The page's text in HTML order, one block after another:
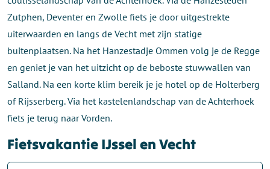
Zutphen, Deventer en Zwolle fiets je door uitgestrekte
uiterwaarden en langs de Vecht met zijn statige
buitenplaatsen. Na het Hanzestadje Ommen volg je de Regge
en geniet je van het uitzicht op de beboste stuwwallen van
Salland. Na een korte klim bereik je je hotel op de Holterberg
of Rijsserberg. Via het kastelenlandschap van de Achterhoek
fiets je terug naar Vorden.
Fietsvakantie IJssel en Vecht